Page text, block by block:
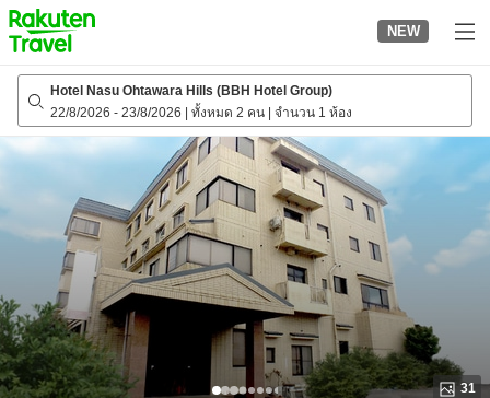
to
top
page
NEW
Hotel Nasu Ohtawara Hills (BBH Hotel Group)
22/8/2026 - 23/8/2026 ทั้งหมด 2 คน จำนวน 1 ห้อง
31